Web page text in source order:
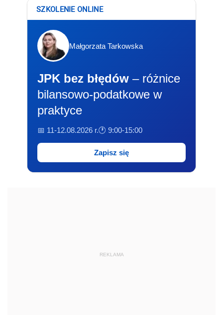
SZKOLENIE ONLINE
Małgorzata Tarkowska
JPK bez błędów – różnice
bilansowo-podatkowe w
praktyce
📅 11-12.08.2026 r.🕐 9:00-15:00
Zapisz się
REKLAMA